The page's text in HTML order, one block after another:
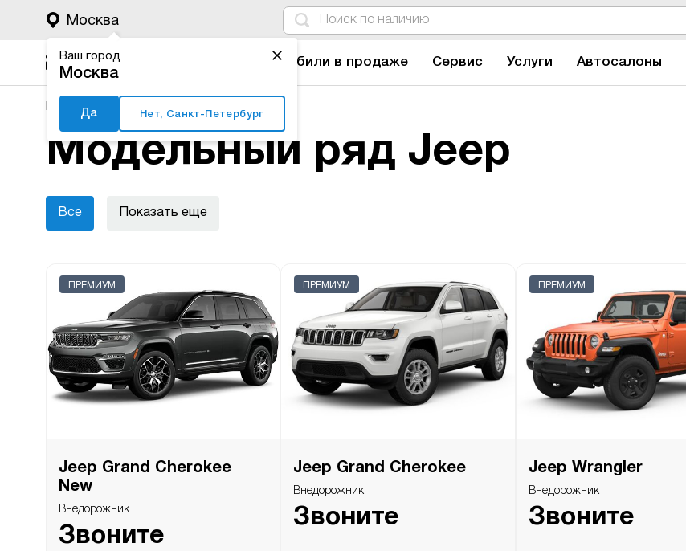
Москва
Ваш город
Москва
Да Нет, Санкт-Петербург
Автомобили в продаже Сервис Услуги Автосалоны
Major Auto
Модельный ряд Jeep
Все Показать еще
ПРЕМИУМ
Jeep Grand Cherokee
New
Внедорожник
Звоните
ПРЕМИУМ
Jeep Grand Cherokee
Внедорожник
Звоните
ПРЕМИУМ
Jeep Wrangler
Внедорожник
Звоните